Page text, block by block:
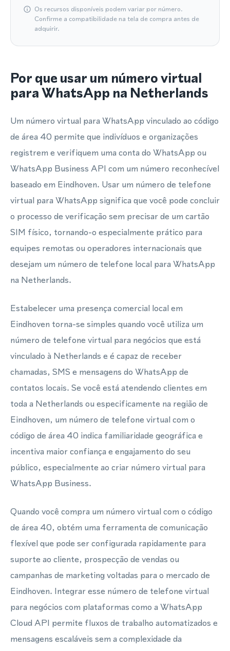
Os recursos disponíveis podem variar por número.
Confirme a compatibilidade na tela de compra antes de
adquirir.
Por que usar um número virtual
para WhatsApp na Netherlands
Um número virtual para WhatsApp vinculado ao código
de área 40 permite que indivíduos e organizações
registrem e verifiquem uma conta do WhatsApp ou
WhatsApp Business API com um número reconhecível
baseado em Eindhoven. Usar um número de telefone
virtual para WhatsApp significa que você pode concluir
o processo de verificação sem precisar de um cartão
SIM físico, tornando-o especialmente prático para
equipes remotas ou operadores internacionais que
desejam um número de telefone local para WhatsApp
na Netherlands.
Estabelecer uma presença comercial local em
Eindhoven torna-se simples quando você utiliza um
número de telefone virtual para negócios que está
vinculado à Netherlands e é capaz de receber
chamadas, SMS e mensagens do WhatsApp de
contatos locais. Se você está atendendo clientes em
toda a Netherlands ou especificamente na região de
Eindhoven, um número de telefone virtual com o
código de área 40 indica familiaridade geográfica e
incentiva maior confiança e engajamento do seu
público, especialmente ao criar número virtual para
WhatsApp Business.
Quando você compra um número virtual com o código
de área 40, obtém uma ferramenta de comunicação
flexível que pode ser configurada rapidamente para
suporte ao cliente, prospecção de vendas ou
campanhas de marketing voltadas para o mercado de
Eindhoven. Integrar esse número de telefone virtual
para negócios com plataformas como a WhatsApp
Cloud API permite fluxos de trabalho automatizados e
mensagens escaláveis sem a complexidade da